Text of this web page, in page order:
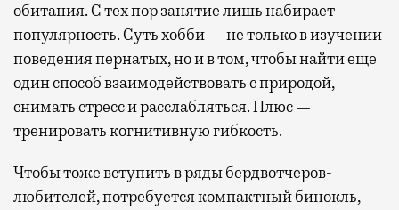
обитания. С тех пор занятие лишь набирает
популярность. Суть хобби — не только в изучении
поведения пернатых, но и в том, чтобы найти еще
один способ взаимодействовать с природой,
снимать стресс и расслабляться. Плюс —
тренировать когнитивную гибкость.
Чтобы тоже вступить в ряды бердвотчеров-
любителей, потребуется компактный бинокль,